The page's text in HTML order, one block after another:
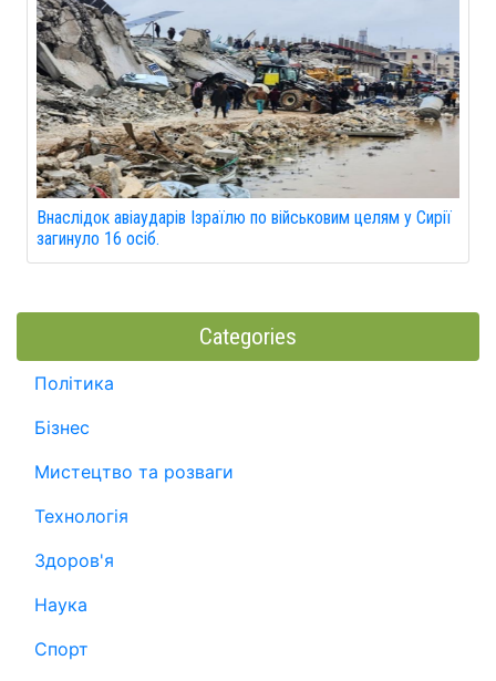
Внаслідок авіаударів Ізраїлю по військовим целям у Сирії
загинуло 16 осіб.
Categories
Політика
Бізнес
Мистецтво та розваги
Технологія
Здоров'я
Наука
Спорт